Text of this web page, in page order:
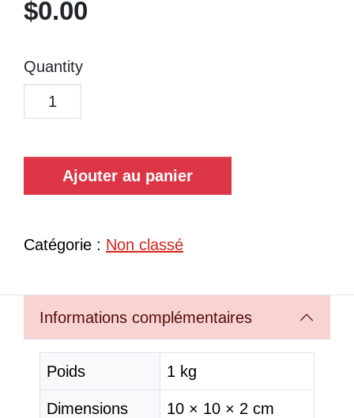
$0.00
Quantity
Ajouter au panier
Catégorie : Non classé
Informations complémentaires
Poids 1 kg
Dimensions 10 × 10 × 2 cm